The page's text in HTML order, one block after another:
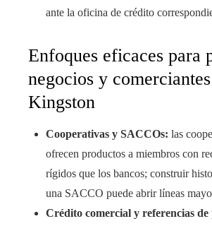
ante la oficina de crédito
Enfoques eficaces para
negocios y
Kingston
Cooperativas y SACCOs: las
ofrecen productos a miembros con
rígidos que los bancos; construir
una SACCO puede abrir líneas
Crédito comercial y referencias de